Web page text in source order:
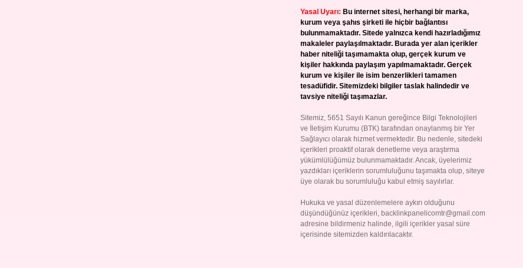
Yasal Uyarı: Bu internet sitesi, herhangi bir marka,
kurum veya şahıs şirketi ile hiçbir bağlantısı
bulunmamaktadır. Sitede yalnızca kendi hazırladığımız
makaleler paylaşılmaktadır. Burada yer alan içerikler
haber niteliği taşımamakta olup, gerçek kurum ve
kişiler hakkında paylaşım yapılmamaktadır. Gerçek
kurum ve kişiler ile isim benzerlikleri tamamen
tesadüfidir. Sitemizdeki bilgiler taslak halindedir ve
tavsiye niteliği taşımazlar.
Sitemiz, 5651 Sayılı Kanun gereğince Bilgi Teknolojileri
ve İletişim Kurumu (BTK) tarafından onaylanmış bir Yer
Sağlayıcı olarak hizmet vermektedir. Bu nedenle, sitedeki
içerikleri proaktif olarak denetleme veya araştırma
yükümlülüğümüz bulunmamaktadır. Ancak, üyelerimiz
yazdıkları içeriklerin sorumluluğunu taşımakta olup, siteye
üye olarak bu sorumluluğu kabul etmiş sayılırlar.
Hukuka ve yasal düzenlemelere aykırı olduğunu
düşündüğünüz içerikleri, backlinkpanelicomtr@gmail.com
adresine bildirmeniz halinde, ilgili içerikler yasal süre
içerisinde sitemizden kaldırılacaktır.